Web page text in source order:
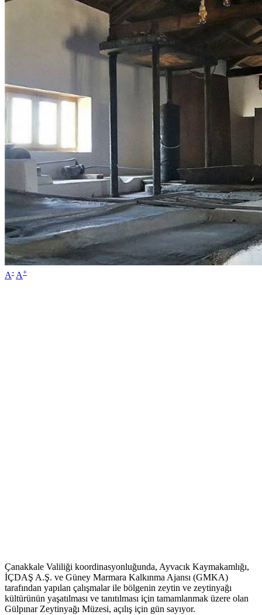
A- A+
Çanakkale Valiliği koordinasyonluğunda, Ayvacık Kaymakamlığı,
İÇDAŞ A.Ş. ve Güney Marmara Kalkınma Ajansı (GMKA)
tarafından yapılan çalışmalar ile bölgenin zeytin ve zeytinyağı
kültürünün yaşatılması ve tanıtılması için tamamlanmak üzere olan
Gülpınar Zeytinyağı Müzesi, açılış için gün sayıyor.